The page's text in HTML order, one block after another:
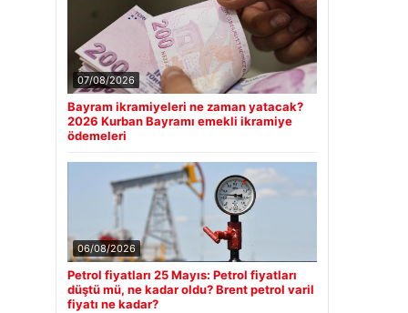
07/08/2026
Bayram ikramiyeleri ne zaman yatacak?
2026 Kurban Bayramı emekli ikramiye
ödemeleri
06/08/2026
Petrol fiyatları 25 Mayıs: Petrol fiyatları
düştü mü, ne kadar oldu? Brent petrol varil
fiyatı ne kadar?